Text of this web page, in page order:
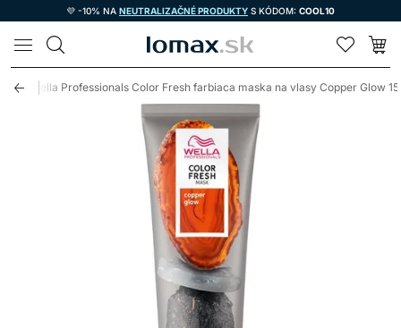
💜 -10% NA NEUTRALIZAČNÉ PRODUKTY S KÓDOM: COOL10
LOMAX
Wella Professionals Color Fresh farbiaca maska na vlasy Copper Glow